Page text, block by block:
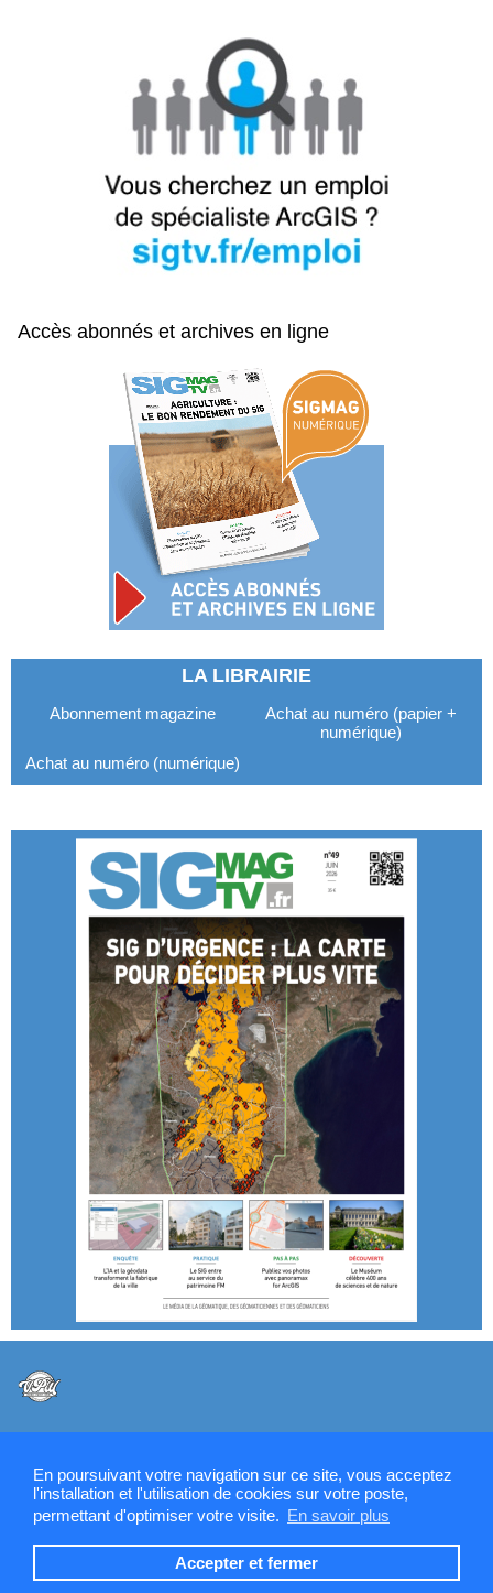
En poursuivant votre navigation sur ce site, vous acceptez
l'installation et l'utilisation de cookies sur votre poste,
permettant d'optimiser votre visite. En savoir plus
Accepter et fermer
Accès abonnés et archives en ligne
LA LIBRAIRIE
Abonnement magazine
Achat au numéro (papier +
numérique)
Achat au numéro (numérique)
Contactez la rédaction de SIGMAG & SIGTV